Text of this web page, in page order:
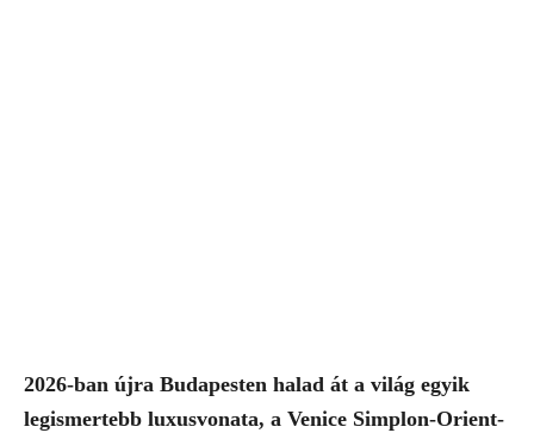
2026-ban újra Budapesten halad át a világ egyik
legismertebb luxusvonata, a Venice Simplon-Orient-